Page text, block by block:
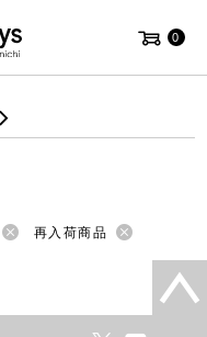
0
再入荷商品